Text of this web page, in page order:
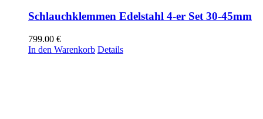
Schlauchklemmen Edelstahl 4-er Set 30-45mm
799.00 €
In den Warenkorb Details